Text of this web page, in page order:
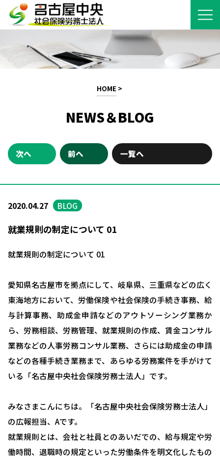
HOME >
NEWS＆BLOG
次へ 前へ 一覧へ
2020.04.27 BLOG
就業規則の制定について 01
就業規則の制定について 01
愛知県名古屋市を拠点にして、岐阜県、三重県などの広く
東海地方において、労働保険や社会保険の手続き事務、給
与計算事務、助成金申請などのアウトソーシング業務か
ら、労務相談、労務管理、就業規則の作成、賃金コンサル
業務などの人事労務コンサル業務、さらには助成金の申請
などの各種手続き業務まで、あらゆる労務案件を手がけて
いる「名古屋中央社会保険労務士法人」です。
みなさまこんにちは。「名古屋中央社会保険労務士法人」
の広報担当、Aです。
就業規則とは、会社と社員とのあいだでの、給与規定や労
働時間、退職時の規定といった労働条件を明文化したもの